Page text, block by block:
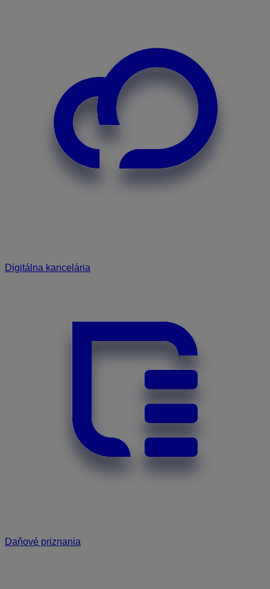
Digitálna kancelária
Daňové priznania